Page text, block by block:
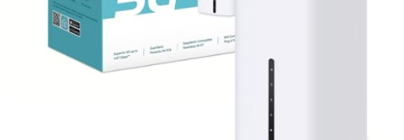
Design compact et pratique
Dimensions : 18,4 cm (hauteur) x 6,6 cm (longueur) x 12,2 cm
Poids léger : 380 grammes pour une installation flexible.
Couleur noire élégante s'intégrant parfaitement à votre intérieur.